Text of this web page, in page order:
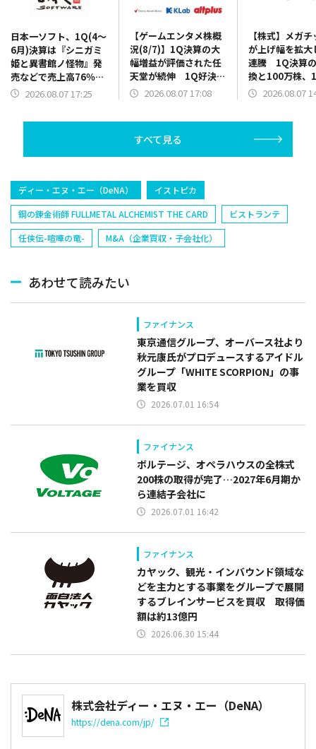
日本一ソフト、1Q(4～
6月)決算は『シニガミ
姫と異書館ノ怪物』発
売などで売上高76％増
に 2Q以降発売の新作
2026.08.07 17:25
【ゲームエンタメ株概
況(8/7)】1Q決算の大
幅増益が評価された任
天堂が続伸 1Q好決算
と2Q累計業績予想の上
2026.08.07 17:08
【株式】メガ
が上げ幅を拡大
連騰 1Q決算
換と100万株、
円を上限とした
2026.08.07
すべて見る
ディー・エヌ・エー（DeNA）
イストピカ
鋼の錬金術師 FULLMETAL ALCHEMIST THE CARD
ビストランテ
任侠伝-喧嘩の竜-
M&A（企業買収・子会社化）
あわせて読みたい
ファイナンス
東京通信グループ、オーバース社より
秋元康氏がプロデュースするアイドル
グループ「WHITE SCORPION」の事
業を買収
2026.07.01 16:54
ファイナンス
ボルテージ、オペラハウスの全株式
200株の取得が完了…2027年6月期か
ら連結子会社に
2026.07.01 16:42
ファイナンス
カヤック、観光・インバウンド領域な
どを主力とする事業をグループで展開
するブレインサービスを買収 取得価
額は約13億円
2026.06.30 15:44
株式会社ディー・エヌ・エー（DeNA）
https://dena.com/jp/